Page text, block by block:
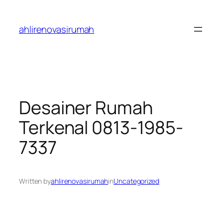
content
ahlirenovasirumah
Desainer Rumah
Terkenal 0813-1985-
7337
Written byahlirenovasirumahinUncategorized